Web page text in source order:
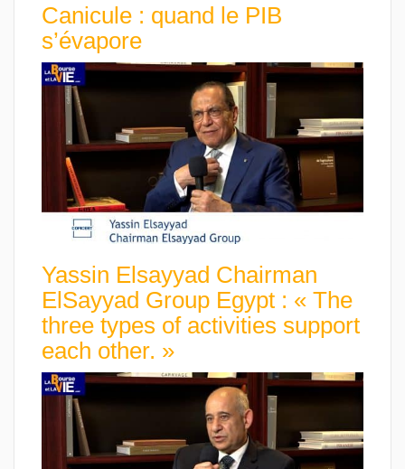
Canicule : quand le PIB
s’évapore
Yassin Elsayyad Chairman
ElSayyad Group Egypt : « The
three types of activities support
each other. »